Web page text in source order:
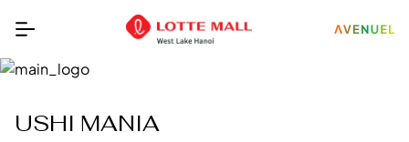
USHI MANIA